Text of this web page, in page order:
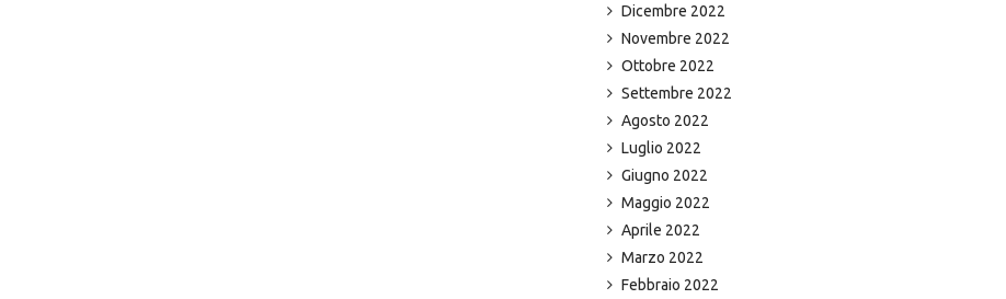
Dicembre 2022
Novembre 2022
Ottobre 2022
Settembre 2022
Agosto 2022
Luglio 2022
Giugno 2022
Maggio 2022
Aprile 2022
Marzo 2022
Febbraio 2022